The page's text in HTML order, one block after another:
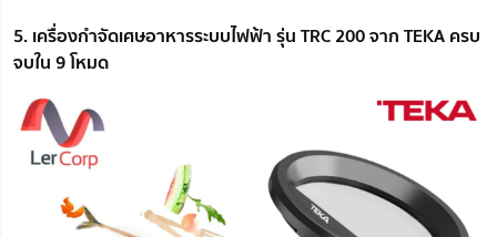
5. เครื่องกำจัดเศษอาหารระบบไฟฟ้า รุ่น TRC 200 จาก TEKA ครบ
จบใน 9 โหมด